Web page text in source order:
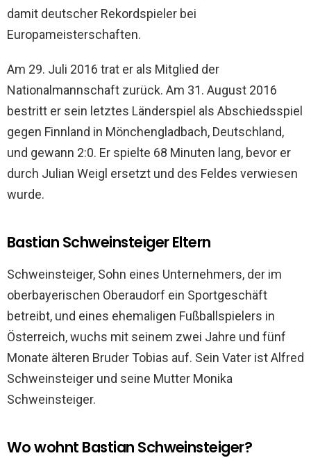
damit deutscher Rekordspieler bei
Europameisterschaften.
Am 29. Juli 2016 trat er als Mitglied der
Nationalmannschaft zurück. Am 31. August 2016
bestritt er sein letztes Länderspiel als Abschiedsspiel
gegen Finnland in Mönchengladbach, Deutschland,
und gewann 2:0. Er spielte 68 Minuten lang, bevor er
durch Julian Weigl ersetzt und des Feldes verwiesen
wurde.
Bastian Schweinsteiger Eltern
Schweinsteiger, Sohn eines Unternehmers, der im
oberbayerischen Oberaudorf ein Sportgeschäft
betreibt, und eines ehemaligen Fußballspielers in
Österreich, wuchs mit seinem zwei Jahre und fünf
Monate älteren Bruder Tobias auf. Sein Vater ist Alfred
Schweinsteiger und seine Mutter Monika
Schweinsteiger.
Wo wohnt Bastian Schweinsteiger?